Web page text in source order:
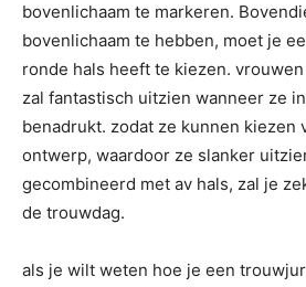
bovenlichaam te markeren.
bovenlichaam te hebben, moet je
ronde hals heeft te kiezen.
zal fantastisch uitzien wanneer ze
benadrukt. zodat ze kunnen kiezen
ontwerp, waardoor ze slanker
gecombineerd met av hals, zal je
de trouwdag.
als je wilt weten hoe je een